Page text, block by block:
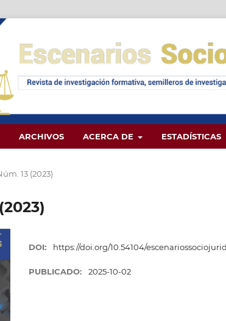
ARCHIVOS ACERCA DE ESTADÍSTICAS
13 (2023)
DOI: https://doi.org/10.54104/
PUBLICADO: 2025-10-02